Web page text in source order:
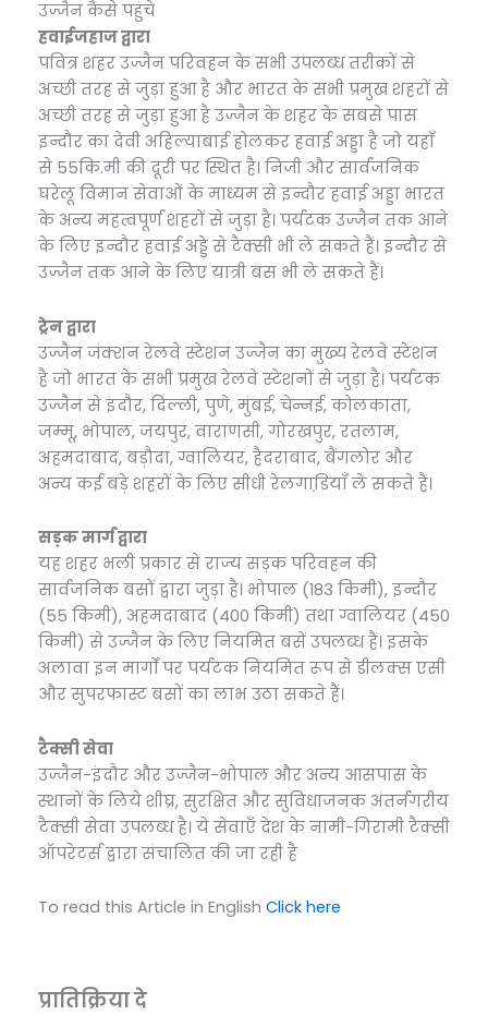
उज्जैन कैसे पहुंचे
हवाईजहाज द्वारा
पवित्र शहर उज्जैन परिवहन के सभी उपलब्ध तरीकों से
अच्छी तरह से जुड़ा हुआ है और भारत के सभी प्रमुख शहरों से
अच्छी तरह से जुड़ा हुआ है उज्जैन के शहर के सबसे पास
इन्दौर का देवी अहिल्याबाई होलकर हवाई अड्डा है जो यहाँ
से 55कि.मी की दूरी पर स्थित है। निजी और सार्वजनिक
घरेलू विमान सेवाओं के माध्यम से इन्दौर हवाई अड्डा भारत
के अन्य महत्वपूर्ण शहरों से जुड़ा है। पर्यटक उज्जैन तक आने
के लिए इन्दौर हवाई अड्डे से टैक्सी भी ले सकते हैं। इन्दौर से
उज्जैन तक आने के लिए यात्री बस भी ले सकते हैं।
ट्रेन द्वारा
उज्जैन जंक्शन रेलवे स्टेशन उज्जैन का मुख्य रेलवे स्टेशन
है जो भारत के सभी प्रमुख रेलवे स्टेशनों से जुड़ा है। पर्यटक
उज्जैन से इंदौर, दिल्ली, पुणे, मुंबई, चेन्नई, कोलकाता,
जम्मू, भोपाल, जयपुर, वाराणसी, गोरखपुर, रतलाम,
अहमदाबाद, बड़ौदा, ग्वालियर, हैदराबाद, बैंगलोर और
अन्य कई बड़े शहरों के लिए सीधी रेलगाडि़याँ ले सकते हैं।
सड़क मार्ग द्वारा
यह शहर भली प्रकार से राज्य सड़क परिवहन की
सार्वजनिक बसों द्वारा जुड़ा है। भोपाल (183 किमी), इन्दौर
(55 किमी), अहमदाबाद (400 किमी) तथा ग्वालियर (450
किमी) से उज्जैन के लिए नियमित बसें उपलब्ध हैं। इसके
अलावा इन मार्गों पर पर्यटक नियमित रूप से डीलक्स एसी
और सुपरफास्ट बसों का लाभ उठा सकते हैं।
टैक्सी सेवा
उज्जैन-इंदौर और उज्जैन-भोपाल और अन्य आसपास के
स्थानों के लिये शीघ्र, सुरक्षित और सुविधाजनक अंतर्नगरीय
टैक्सी सेवा उपलब्ध है। ये सेवाएँ देश के नामी-गिरामी टैक्सी
ऑपरेटर्स द्वारा संचालित की जा रही है
To read this Article in English Click here
प्रातिक्रिया दे